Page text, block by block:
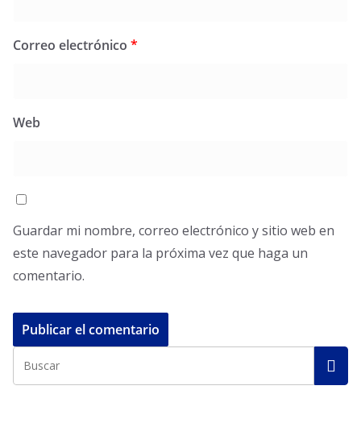
Correo electrónico *
Web
Guardar mi nombre, correo electrónico y sitio web en
este navegador para la próxima vez que haga un
comentario.